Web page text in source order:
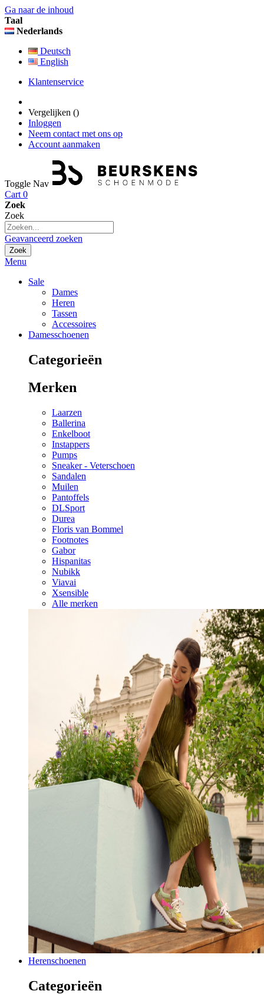
Ga naar de inhoud
Taal
Nederlands
Deutsch
English
Klantenservice
Vergelijken ()
Inloggen
Neem contact met ons op
Account aanmaken
Toggle Nav
Cart 0
Zoek
Zoek
Geavanceerd zoeken
Zoek
Menu
Sale
Dames
Heren
Tassen
Accessoires
Damesschoenen
Categorieën
Merken
Laarzen
Ballerina
Enkelboot
Instappers
Pumps
Sneaker - Veterschoen
Sandalen
Muilen
Pantoffels
DLSport
Durea
Floris van Bommel
Footnotes
Gabor
Hispanitas
Nubikk
Viavai
Xsensible
Alle merken
Herenschoenen
Categorieën